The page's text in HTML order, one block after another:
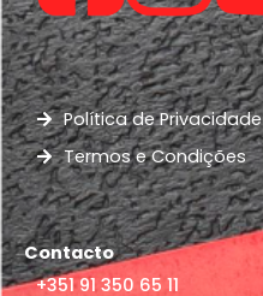
Política de Privacidade
Termos e Condições
Contacto
+351 91 350 65 11